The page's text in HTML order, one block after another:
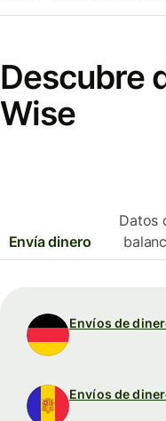
Descubre
Wise
Envía dinero
Datos
Envíos de
Envíos de